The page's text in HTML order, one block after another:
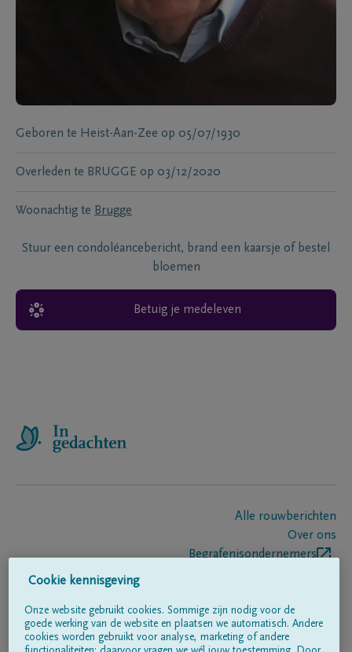
Geboren te Heist-Aan-Zee op 05/07/1930
Overleden te BRUGGE op 03/12/2020
Woonachtig te Brugge
Stuur een condoléancebericht, brand een kaarsje of bestel
bloemen
Betuig je medeleven
Alle rouwberichten
Over ons
Begrafenisondernemers
Volg ons op
Cookie kennisgeving
Onze website gebruikt cookies. Sommige zijn nodig voor de
goede werking van de website en plaatsen we automatisch. Andere
cookies worden gebruikt voor analyse, marketing of andere